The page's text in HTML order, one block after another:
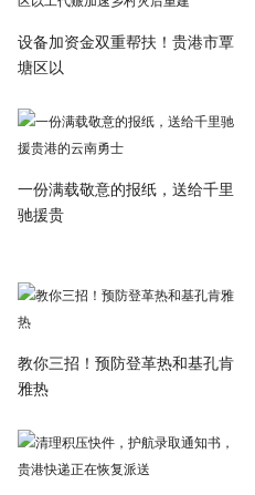
设备加资金双重帮扶！贵港市覃
塘区以
一份满载敬意的报纸，送给千里
驰援贵
教你三招！预防登革热和基孔肯
雅热